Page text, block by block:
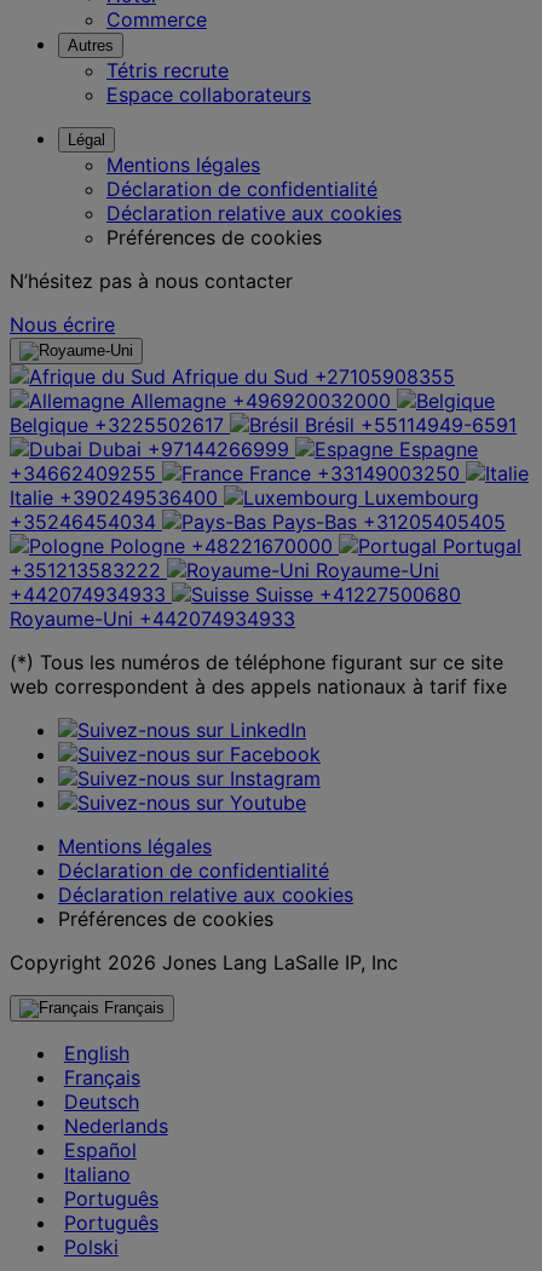
Commerce
Autres
Tétris recrute
Espace collaborateurs
Légal
Mentions légales
Déclaration de confidentialité
Déclaration relative aux cookies
Préférences de cookies
N’hésitez pas à nous contacter
Nous écrire
Afrique du Sud +27105908355
Allemagne +496920032000
Belgique +3225502617 Brésil +55114949-6591
Dubai +97144266999
Espagne
+34662409255
France +33149003250
Italie +390249536400
Luxembourg
+35246454034
Pays-Bas +31205405405
Pologne +48221670000
Portugal
+351213583222
Royaume-Uni
+442074934933
Suisse +41227500680
Royaume-Uni +442074934933
(*) Tous les numéros de téléphone figurant sur ce site
web correspondent à des appels nationaux à tarif fixe
Mentions légales
Déclaration de confidentialité
Déclaration relative aux cookies
Préférences de cookies
Copyright 2026 Jones Lang LaSalle IP, Inc
Français
English
Français
Deutsch
Nederlands
Español
Italiano
Português
Português
Polski